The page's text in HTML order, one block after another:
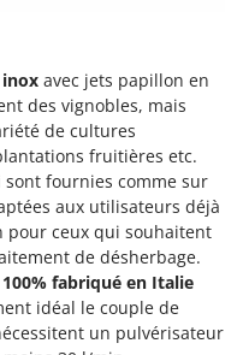
et le jardin
voies respiratoires
inox avec jets papillon en
des vignobles, mais
de cultures
fruitières etc.
fournies comme sur
aux utilisateurs déjà
pour ceux qui souhaitent
de désherbage.
100% fabriqué en Italie
idéal le couple de
un pulvérisateur